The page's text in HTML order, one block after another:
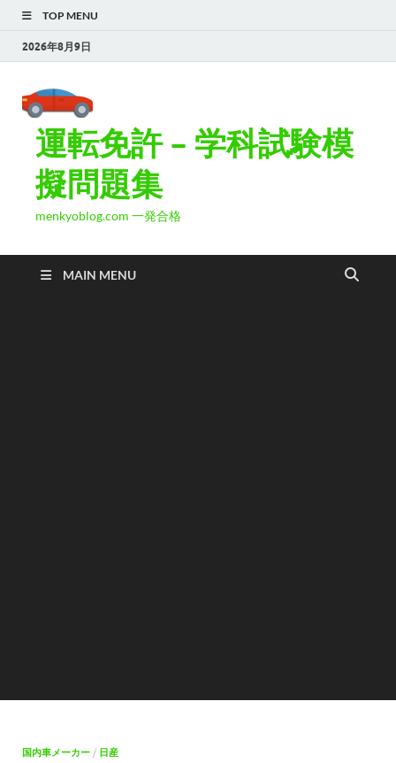
TOP MENU
2026年8月9日
運転免許 – 学科試験模
擬問題集
menkyoblog.com 一発合格
MAIN MENU
国内車メーカー / 日産